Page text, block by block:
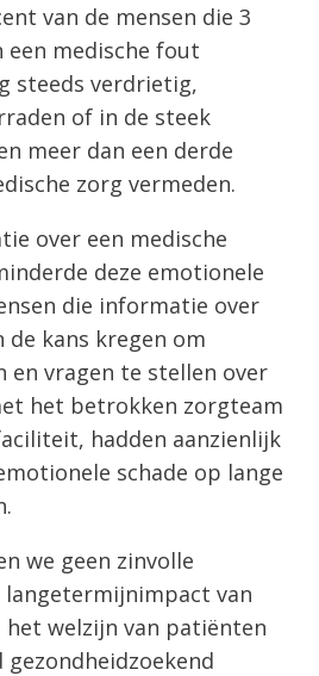
van de mensen die 3
medische fout
steeds verdrietig,
of in de steek
meer dan een derde
zorg vermeden.
over een medische
deze emotionele
die informatie over
kans kregen om
vragen te stellen over
het betrokken zorgteam
hadden aanzienlijk
schade op lange
we geen zinvolle
langetermijnimpact van
welzijn van patiënten